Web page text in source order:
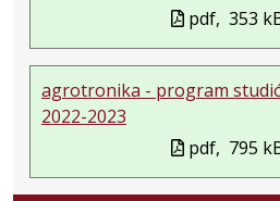
pdf, 353
agrotronika - program
2022-2023
pdf, 795